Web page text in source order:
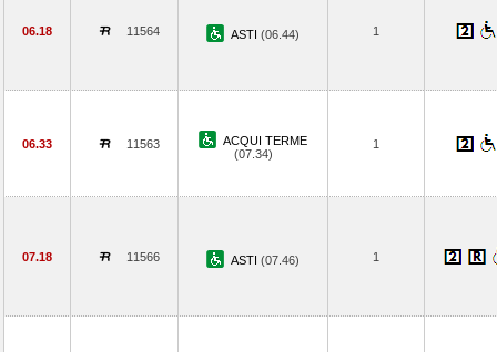
06.18 11564 ASTI (06.44) 1
06.33 11563
ACQUI TERME
(07.34)
1
07.18 11566 ASTI (07.46) 1